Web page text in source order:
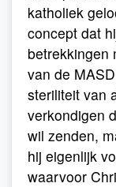
katholiek
concept dat
betrekkingen
van de
steriliteit van
verkondigen
wil zenden,
hij eigenlijk
waarvoor